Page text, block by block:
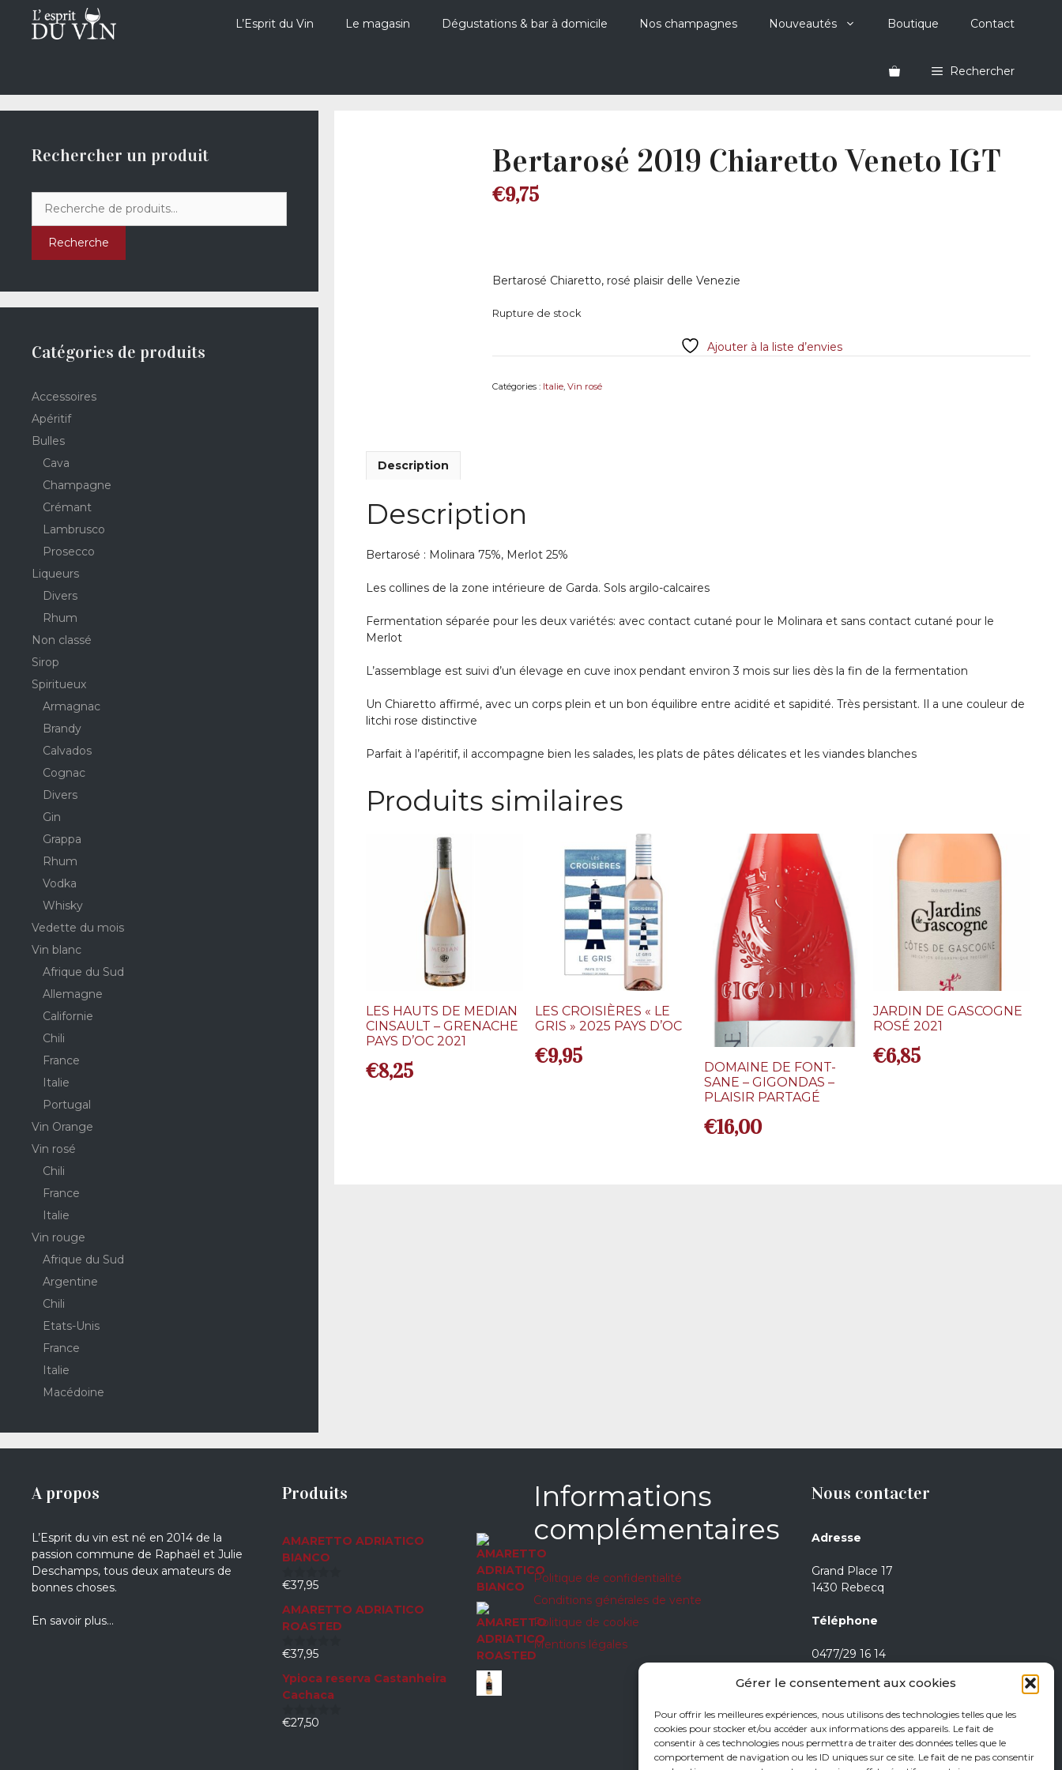
Gérer le consentement aux cookies
Pour offrir les meilleures expériences, nous utilisons des technologies telles que les
cookies pour stocker et/ou accéder aux informations des appareils. Le fait de
consentir à ces technologies nous permettra de traiter des données telles que le
comportement de navigation ou les ID uniques sur ce site. Le fait de ne pas consentir
contenu
L’Esprit du Vin Le magasin Dégustations & bar à domicile Nos champagnes Nouveautés Boutique Contact
Rechercher
Bertarosé 2019 Chiaretto Veneto IGT
€9,75
Bertarosé Chiaretto, rosé plaisir delle Venezie
Rupture de stock
Ajouter à la liste d’envies
Catégories : Italie, Vin rosé
Description
Description
Bertarosé : Molinara 75%, Merlot 25%
Les collines de la zone intérieure de Garda.Sols argilo-calcaires
Fermentation séparée pour les deux variétés: avec contact cutané pour le Molinara et sans contact cutané pour le
Merlot
L’assemblage est suivi d’un élevage en cuve inox pendant environ 3 mois sur lies dès la fin de la fermentation
Un Chiaretto affirmé, avec un corps plein et un bon équilibre entre acidité et sapidité.Très persistant. Il a une couleur de
litchi rose distinctive
Parfait à l’apéritif, il accompagne bien les salades, les plats de pâtes délicates et les viandes blanches
Produits similaires
LES HAUTS DE MEDIAN
CINSAULT – GRENACHE
PAYS D’OC 2021
€8,25
LES CROISIÈRES « LE
GRIS » 2025 PAYS D’OC
€9,95
DOMAINE DE FONT-
SANE – GIGONDAS –
PLAISIR PARTAGÉ
€16,00
JARDIN DE GASCOGNE
ROSÉ 2021
€6,85
Rechercher un produit
pour :
Recherche
Catégories de produits
Accessoires
Apéritif
Bulles
Cava
Champagne
Crémant
Lambrusco
Prosecco
Liqueurs
Divers
Rhum
Non classé
Sirop
Spiritueux
Armagnac
Brandy
Calvados
Cognac
Divers
Gin
Grappa
Rhum
Vodka
Whisky
Vedette du mois
Vin blanc
Afrique du Sud
Allemagne
Californie
Chili
France
Italie
Portugal
Vin Orange
Vin rosé
Chili
France
Italie
Vin rouge
Afrique du Sud
Argentine
Chili
Etats-Unis
France
Italie
Macédoine
A propos
L’Esprit du vin est né en 2014 de la
passion commune de Raphaël et Julie
Deschamps, tous deux amateurs de
bonnes choses.
En savoir plus…
Produits
AMARETTO ADRIATICO
BIANCO
0
5
€37,95
AMARETTO ADRIATICO
ROASTED
0
5
€37,95
Ypioca reserva Castanheira
Cachaca
0
€27,50
Informations
complémentaires
Politique de confidentialité
Conditions générales de vente
Politique de cookie
Mentions légales
Nous contacter
Adresse
Grand Place 17
1430 Rebecq
Téléphone
0477/29 16 14
Jeudi de 15h à 18h
Vendredi de 15h à 18h